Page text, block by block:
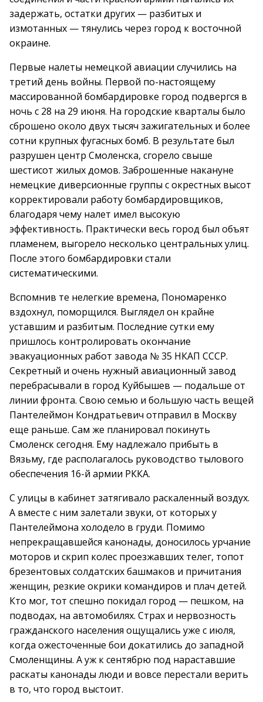
задержать, остатки других — разбитых и
измотанных — тянулись через город к восточной
окраине.
Первые налеты немецкой авиации случились на
третий день войны. Первой по-настоящему
массированной бомбардировке город подвергся в
ночь с 28 на 29 июня. На городские кварталы было
сброшено около двух тысяч зажигательных и более
сотни крупных фугасных бомб. В результате был
разрушен центр Смоленска, сгорело свыше
шестисот жилых домов. Заброшенные накануне
немецкие диверсионные группы с окрестных высот
корректировали работу бомбардировщиков,
благодаря чему налет имел высокую
эффективность. Практически весь город был объят
пламенем, выгорело несколько центральных улиц.
После этого бомбардировки стали
систематическими.
Вспомнив те нелегкие времена, Пономаренко
вздохнул, поморщился. Выглядел он крайне
уставшим и разбитым. Последние сутки ему
пришлось контролировать окончание
эвакуационных работ завода № 35 НКАП СССР.
Секретный и очень нужный авиационный завод
перебрасывали в город Куйбышев — подальше от
линии фронта. Свою семью и большую часть вещей
Пантелеймон Кондратьевич отправил в Москву
еще раньше. Сам же планировал покинуть
Смоленск сегодня. Ему надлежало прибыть в
Вязьму, где располагалось руководство тылового
обеспечения 16-й армии РККА.
С улицы в кабинет затягивало раскаленный воздух.
А вместе с ним залетали звуки, от которых у
Пантелеймона холодело в груди. Помимо
непрекращавшейся канонады, доносилось урчание
моторов и скрип колес проезжавших телег, топот
брезентовых солдатских башмаков и причитания
женщин, резкие окрики командиров и плач детей.
Кто мог, тот спешно покидал город — пешком, на
подводах, на автомобилях. Страх и нервозность
гражданского населения ощущались уже с июля,
когда ожесточенные бои докатились до западной
Смоленщины. А уж к сентябрю под нараставшие
раскаты канонады люди и вовсе перестали верить
в то, что город выстоит.